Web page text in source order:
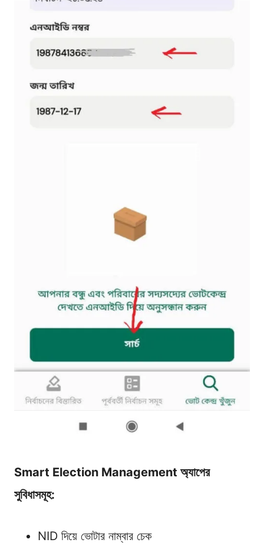
Smart Election Management অ্যাপের
সুবিধাসমূহ:
NID দিয়ে ভোটার নাম্বার চেক